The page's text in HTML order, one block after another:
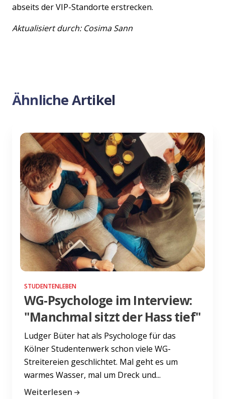
abseits der VIP-Standorte erstrecken.
Aktualisiert durch: Cosima Sann
Ähnliche Artikel
STUDENTENLEBEN
WG-Psychologe im Interview:
"Manchmal sitzt der Hass tief"
Ludger Büter hat als Psychologe für das
Kölner Studentenwerk schon viele WG-
Streitereien geschlichtet. Mal geht es um
warmes Wasser, mal um Dreck und...
Weiterlesen